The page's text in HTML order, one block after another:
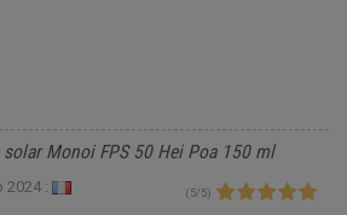
Monoi FPS 50 Hei Poa 150 ml
2024 : ( 5/ 5)